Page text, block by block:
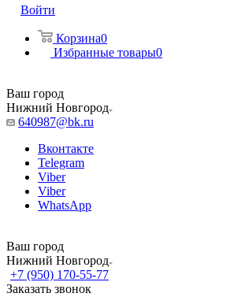
Войти
Корзина0
Избранные товары0
Ваш город
Нижний Новгород
640987@bk.ru
Вконтакте
Telegram
Viber
Viber
WhatsApp
Ваш город
Нижний Новгород
+7 (950) 170-55-77
Заказать звонок